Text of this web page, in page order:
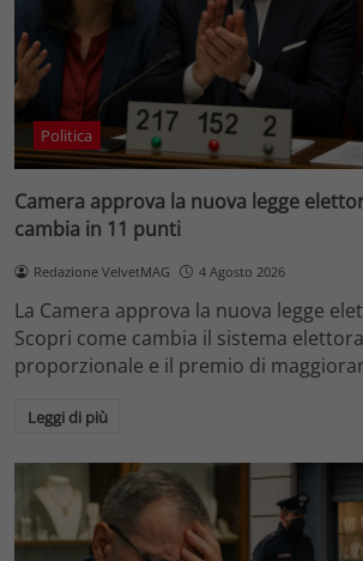
Politica
Camera approva la nuova legge
cambia in 11 punti
Redazione VelvetMAG 4 Agosto 2026
La Camera approva la nuova legge
Scopri come cambia il sistema
proporzionale e il premio di
Leggi di più